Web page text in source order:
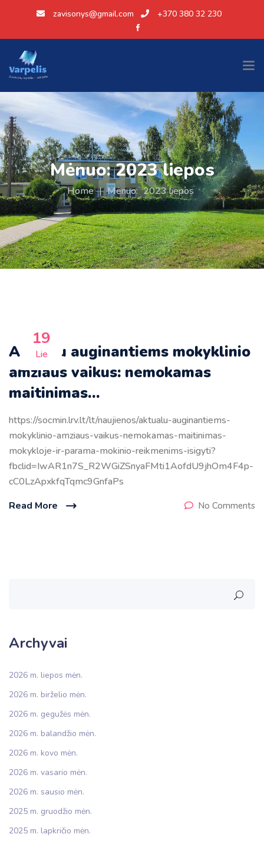
zavisonys@gmail.com +370 380 32 230
Mėnuo:2023 liepos
Home | Mėnuo: 2023 liepos
19
Lie
Aktualu auginantiems mokyklinio
amžiaus vaikus: nemokamas
maitinimas…
https://socmin.lrv.lt/lt/naujienos/aktualu-auginantiems-
mokyklinio-amziaus-vaikus-nemokamas-maitinimas-
mokykloje-ir-parama-mokinio-reikmenims-isigyti?
fbclid=IwAR1n7S_R2WGiZSnyaFMti1AofdU9jhOm4F4p-
cC0LzApxkfqTqmc9GnfaPs
Read More
No Comments
Archyvai
2026 m. liepos mėn.
2026 m. birželio mėn.
2026 m. gegužės mėn.
2026 m. balandžio mėn.
2026 m. kovo mėn.
2026 m. vasario mėn.
2026 m. sausio mėn.
2025 m. gruodžio mėn.
2025 m. lapkričio mėn.